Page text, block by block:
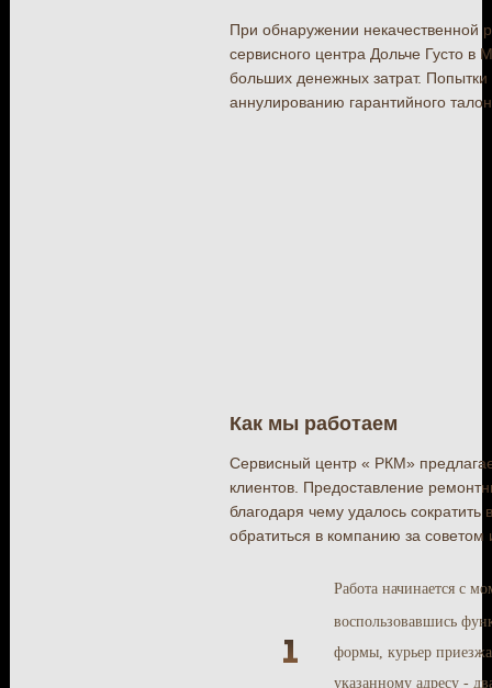
При обнаружении некачественной
сервисного центра Дольче Густо в
больших денежных затрат.
аннулированию гарантийного
Как мы работаем
Сервисный центр « РКМ»
клиентов. Предоставление
благодаря чему удалось
обратиться в компанию за
Работа начинается с
воспользовавшись
формы, курьер
указанному адресу -